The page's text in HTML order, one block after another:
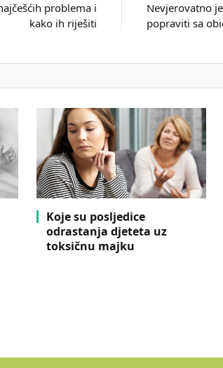
problema i
kako ih riješiti
Nevjerovatno
popraviti sa
Koje su posljedice
odrastanja djeteta uz
toksičnu majku